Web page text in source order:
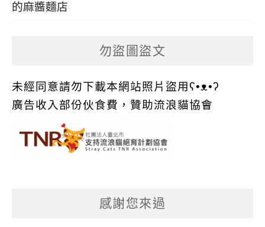
的麻醬麵店
勿盜圖盜文
未經同意請勿下載本網站照片盜用ʕ•ᴥ•ʔ
廣告收入部份伙食費，贊助流浪貓協會
感謝您來過